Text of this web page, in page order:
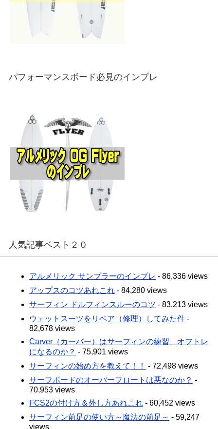
パフォーマンスボード必見のインプレ
人気記事ベスト２０
アルメリック サンプラーのインプレ - 86,336 views
アップスのコツあれこれ - 84,280 views
サーフィン ドルフィンスルーのコツ - 83,213 views
ウェットスーツをリペア（修理）してみた件 -
82,678 views
Carver（カーバー）はサーフィンの練習、オフトレ
になるのか？ - 75,901 views
サーフィンの始め方を教えて！！
- 72,498 views
サーフボードのオーバーフロートは悪なのか？ -
70,953 views
FCS2の付け方＆外し方あれこれ - 60,452 views
サーフィン前足の使い方～魔法の前足～ - 59,247
views